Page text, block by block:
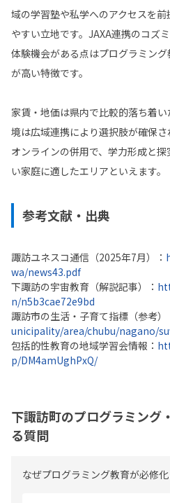
域の学習塾や私学へのアクセスを
やすい立地です。JAXA連携のコズ
体験機会がある点はプログラミン
が高い特徴です。
家賃・地価は県内で比較的落ち着
境は広域連携により選択肢が確保
オンラインの併用で、学力形成と
い家庭に適したエリアといえます。
参考文献・出典
諏訪ユネスコ通信（2025年7月）：
wa/news43.pdf
下諏訪の宇宙教育（解説記事）：
n/n5b3cae72e9bd
諏訪市の生活・子育て指標（参考）
unicipality/area/chubu/nagano/
包括的性教育の地域学習会情報：
p/DM4amUghPxQ/
下諏訪町のプログラミング
る質問
なぜプログラミング教育が必修化